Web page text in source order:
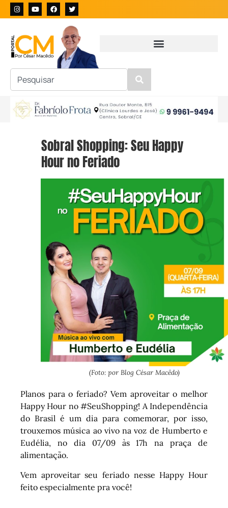
Sobral Shopping: Seu Happy
Hour no Feriado
(Foto: por Blog César Macêdo)
Planos para o feriado? Vem aproveitar o melhor
Happy Hour no #SeuShopping! A Independência
do Brasil é um dia para comemorar, por isso,
trouxemos música ao vivo na voz de Humberto e
Eudélia, no dia 07/09 às 17h na praça de
alimentação.
Vem aproveitar seu feriado nesse Happy Hour
feito especialmente pra você!